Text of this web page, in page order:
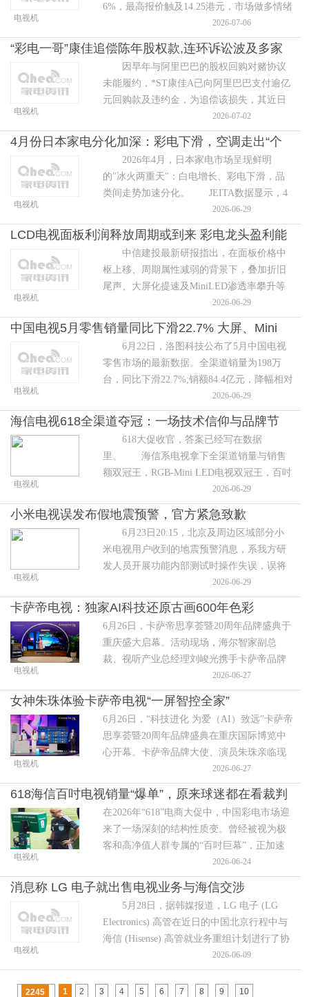
6%，最高报价触及14.25港元，市场做多情绪
持续升温。 消息面的核心催化来自近期
落地的重磅投资协议：惠州仲恺高新区管委
电视机 2026-07-06
“彩电一哥”康佳追偿陈年股权款,连环诉讼波及多家
因早年与阿里巴巴的股权回购对赌协议
未能履约，*ST康佳A已向阿里巴巴支付逾亿
元回购款及违约金，为追偿该损失，其近日
将广东南方爱视娱乐科技有限公司及ST达华
等五方告上法庭，案件已被深圳中
电视机 2026-07-02
4月份日本家电分化加深：彩电下滑，空调走出“个
股行情”
2026年4月，日本家电市场呈现鲜明
的"冰火两重天"：白电增长、彩电下滑，品
类间走势加速分化。 JEITA数据显示，4
月电视出货量与出货额同比均跌约9%，继3
月转跌后继续走低。JEMA数据则显示，白电
电视机 2026-06-29
LCD电视面板利润释放周期或到来 彩电龙头盈利能
力稳定向上
中信建投最新研报指出，在面板价格中
枢上移、周期属性减弱的背景下，叠加折旧
尾声、大屏化提速及MiniLED渗透率攀升等
多重利好，LCD电视面板行业正步入利润释
放期，中国头部企业利润率有望持续
电视机 2026-06-29
中国电视5月零售销量同比下滑22.7% 大屏、Mini
LED逆势走强
6月22日，洛图科技公布了5月中国电视
零售市场的最新数据。全渠道销量为198万
台，同比下滑22.7%;销额84.4亿元，降幅相对
温和，为11.6%。值得注意的是，零售均价反
而上涨了14.4%，每台均价提升约540
电视机 2026-06-29
海信电视618全渠道夺冠：一场技术信仰与品牌节
奏的双赢
618大促收官，答案已经写在数据
里。 海信系电视拿下全渠道销量与销售
额双冠王，RGB-Mini LED电视双冠王，百吋
大屏双冠王，万元+高端市场双冠王，Mini
LED电视双冠王。在单品层面，RGB-Mini
LED
电视机 2026-06-29
小米电视误发布假地震预警，官方紧急致歉
6月23日20:15，北京及周边区域部分小
米电视用户收到的地震预警消息，系我方研
发人员开展功能内部测试时操作失误，误将
内部模拟测试数据推送至线上正式环境。该
内容仅为测试虚构数据，并非官方
电视机 2026-06-29
卡萨帝电视：独家AI科技还原古画600年色彩
6月26日，卡萨帝思享荟暨20周年品牌盛典于
重庆盛大启幕。活动现场，海尔智家副总
裁、视听产业总经理刘峻光携手卡萨帝品牌
大使、演员朱珠，通过一场惊艳的AI 画质调
校还原古画色彩实验，让历经600年岁月的
《瞿昙寺明代回廊壁画》在卡萨帝电视上重
现风华。
电视机 2026-06-27
女神朱珠体验卡萨帝电视“一屏智控全家”
6月26日，“科技进化 为爱（AI）致远”卡萨帝
思享荟暨20周年品牌盛典在重庆国际博览中
心开幕。卡萨帝品牌大使、演员朱珠亲临现
场，与海尔智家副总裁、视听产业总经理刘
峻光一同体验了卡萨帝指挥家电视M70D
的“一屏控全家”智慧场景。
电视机 2026-06-27
618海信百吋电视销量“爆单”，原来球迷都在看裁判
同款专业画质
在2026年“618”电商大促中，中国彩电市场迎
来了一场深刻的结构性质变。曾经被视为极
客和高净值人群专属的“百吋巨幕”，正加速
电视机 2026-06-24
消息称 LG 电子就出售电视业务与海信交涉
5月28日，据韩媒报道，LG 电子 (LG
Electronics) 高管在近日的中国北京行程中与
海信 (Hisense) 高管就业务重组计划进行了协
调磋商，而这其中就包括就出售电视业务部
门的可能性。
电视机 2026-06-09
2245 1 2 3 4 5 6 7 8 9 10